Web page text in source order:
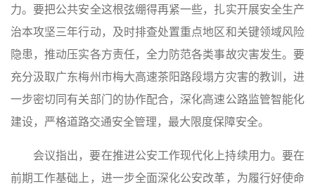
力。要把公共安全这根弦绷得再紧一些，扎实开展安全生产
治本攻坚三年行动，及时排查处置重点地区和关键领域风险
隐患，推动压实各方责任，全力防范各类事故灾害发生。要
充分汲取广东梅州市梅大高速茶阳路段塌方灾害的教训，进
一步密切同有关部门的协作配合，深化高速公路监管智能化
建设，严格道路交通安全管理，最大限度保障安全。
会议指出，要在推进公安工作现代化上持续用力。要在
前期工作基础上，进一步全面深化公安改革，为履行好使命